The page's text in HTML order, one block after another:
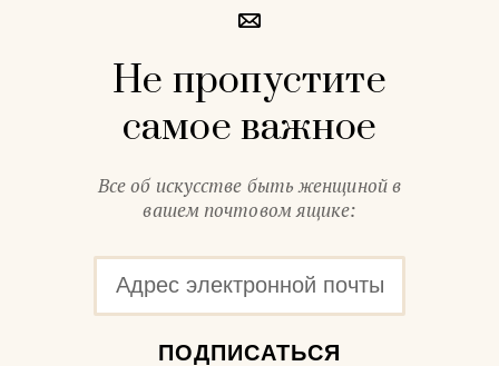
Не пропустите
самое важное
Все об искусстве быть женщиной в
вашем почтовом ящике:
ПОДПИСАТЬСЯ